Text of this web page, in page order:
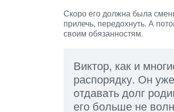
Скоро его должна была
прилечь, передохнуть. А
своим обязанностям.
Виктор, как и
распорядку. Он
отдавать долг
его больше не